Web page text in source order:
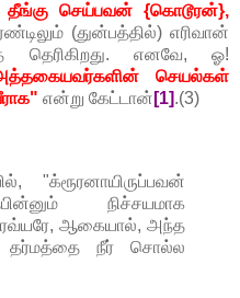
தீங்கு செய்பவன் {கொடூரன்},
(துன்பத்தில்) எரிவான்
தெரிகிறது. எனவே, ஓ!
செயல்கள்
என்று கேட்டான் [1].(3)
"க்ரூரனாயிருப்பவன்
நிச்சயமாக
ஆகையால், அந்த
தர்மத்தை நீர் சொல்ல